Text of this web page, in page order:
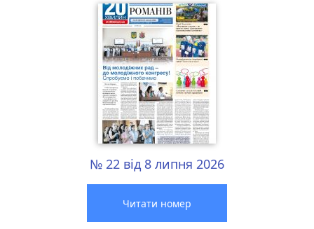
№ 22 від 8 липня 2026
Читати номер